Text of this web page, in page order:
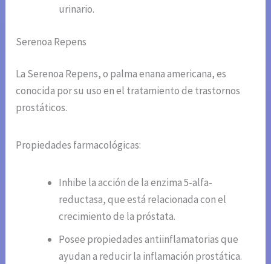
urinario.
Serenoa Repens
La Serenoa Repens, o palma enana americana, es
conocida por su uso en el tratamiento de trastornos
prostáticos.
Propiedades farmacológicas:
Inhibe la acción de la enzima 5-alfa-
reductasa, que está relacionada con el
crecimiento de la próstata.
Posee propiedades antiinflamatorias que
ayudan a reducir la inflamación prostática.